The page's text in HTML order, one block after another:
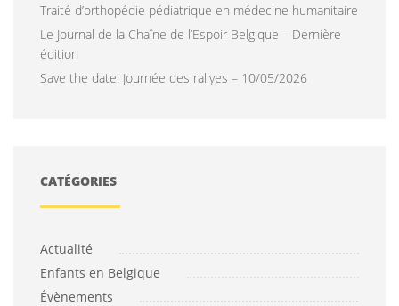
Traité d’orthopédie pédiatrique en médecine humanitaire
Le Journal de la Chaîne de l’Espoir Belgique – Dernière
édition
Save the date: Journée des rallyes – 10/05/2026
CATÉGORIES
Actualité
Enfants en Belgique
Évènements